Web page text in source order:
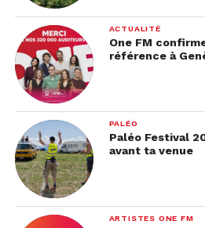
ACTUALITÉ
One FM
référence à
PALÉO
Paléo Festival
avant ta venue
ARTISTES ONE FM